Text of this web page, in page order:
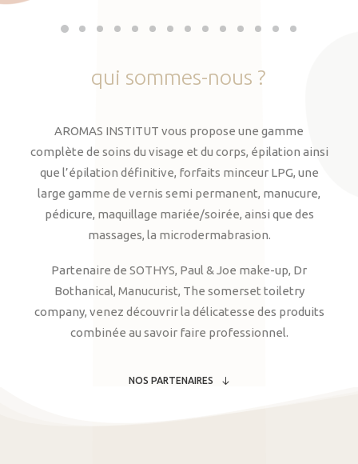
qui sommes-nous ?
AROMAS INSTITUT vous propose une gamme
complète de soins du visage et du corps, épilation ainsi
que l’épilation définitive, forfaits minceur LPG, une
large gamme de vernis semi permanent, manucure,
pédicure, maquillage mariée/soirée, ainsi que des
massages, la microdermabrasion.
Partenaire de SOTHYS, Paul & Joe make-up, Dr
Bothanical, Manucurist, The somerset toiletry
company, venez découvrir la délicatesse des produits
combinée au savoir faire professionnel.
NOS PARTENAIRES